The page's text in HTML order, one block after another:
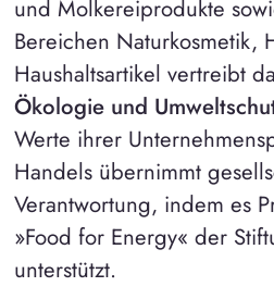
und Molkereiprodukte
Bereichen Naturkosmetik,
Haushaltsartikel vertreibt
Ökologie und
Werte ihrer
Handels übernimmt
Verantwortung, indem es
»Food for Energy« der
unterstützt.